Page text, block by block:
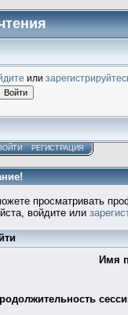
или
РЕГИСТРАЦИЯ
просматривать
войдите или
Имя